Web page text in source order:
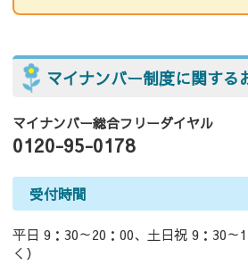
マイナンバー制度に関する
マイナンバー総合フリーダイヤル
0120-95-0178
受付時間
平日 9：30～20：00、土日祝 9：30～
く）